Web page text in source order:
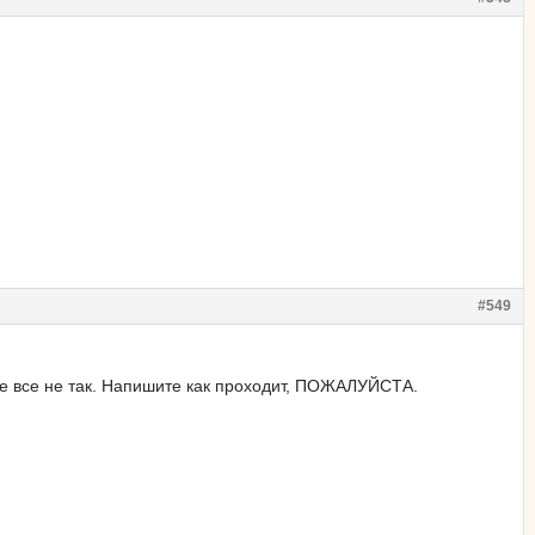
#549
все не так. Напишите как проходит, ПОЖАЛУЙСТА.